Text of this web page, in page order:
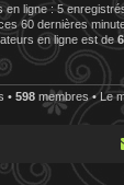
en ligne : 5
60 dernières
en ligne est de
• 598 membres • Le